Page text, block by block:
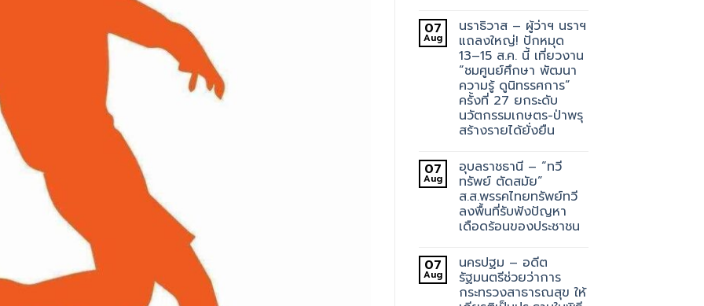
07
Aug
นราธิวาส – ผู้ว่าฯ นราฯ
แถลงใหญ่! ปักหมุด
13–15 ส.ค. นี้ เที่ยวงาน
“ชมศูนย์ศึกษา พัฒนา
ความรู้ ดูนิทรรศการ”
ครั้งที่ 27 ยกระดับ
นวัตกรรมเกษตร-ป่าพรุ
สร้างรายได้ยั่งยืน
07
Aug
อุบลราชธานี – “ทวี
ทรัพย์ ตัดสมัย”
ส.ส.พรรคไทยทรัพย์ทวี
ลงพื้นที่รับฟังปัญหา
เดือดร้อนของประชาชน
07
Aug
นครปฐม – อดีต
รัฐมนตรีช่วยว่าการ
กระทรวงสาธารณสุข ให้